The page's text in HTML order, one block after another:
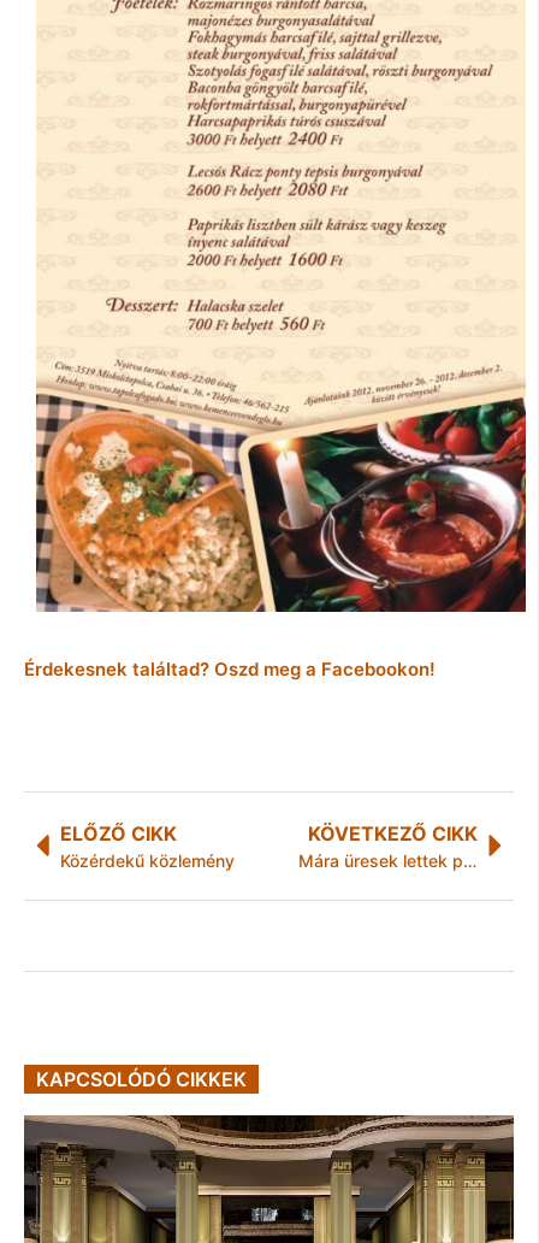
Érdekesnek találtad? Oszd meg a Facebookon!
ELŐZŐ CIKK
Közérdekű közlemény
KÖVETKEZŐ CIKK
Mára üresek lettek polcok a miskolci BricoSore-ban
KAPCSOLÓDÓ CIKKEK